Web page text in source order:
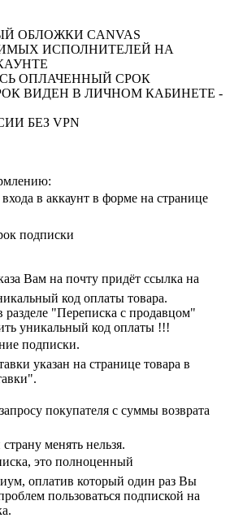
ОБЛОЖКИ CANVAS
ИСПОЛНИТЕЛЕЙ НА
ОПЛАЧЕННЫЙ СРОК
ВИДЕН В ЛИЧНОМ КАБИНЕТЕ -
БЕЗ VPN
в аккаунт в форме на странице
подписки
Вам на почту придёт ссылка на
код оплаты товара.
"Переписка с продавцом"
уникальный код оплаты !!!
подписки.
указан на странице товара в
покупателя с суммы возврата
менять нельзя.
это полноценный
оплатив который один раз Вы
пользоваться подпиской на